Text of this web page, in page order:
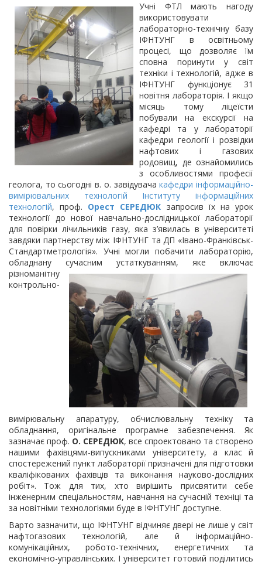
Учні ФТЛ мають нагоду
використовувати
лабораторно-технічну базу
ІФНТУНГ в освітньому
процесі, що дозволяє їм
сповна поринути у світ
техніки і технологій, адже в
ІФНТУНГ функціонує 31
новітня лабораторія. І якщо
місяць тому ліцеїсти
побували на екскурсії на
кафедрі та у лабораторії
кафедри геології і розвідки
нафтових і газових
родовищ, де ознайомились
з особливостями професії
геолога, то сьогодні в. о. завідувачакафедри інформаційно-
вимірювальних технологій
Інституту інформаційних
технологій, проф. Орест СЕРЕДЮК запросив їх на урок
технології до нової навчально-дослідницької лабораторії
для повірки лічильників газу, яка з’явилась в університеті
завдяки партнерству між ІФНТУНГ та ДП «Івано-Франківськ-
Стандартметрологія». Учні могли побачити лабораторію,
обладнану сучасним устаткуванням, яке включає
різноманітну
контрольно-
вимірювальну апаратуру, обчислювальну техніку та
обладнання, оригінальне програмне забезпечення. Як
зазначає проф. О. СЕРЕДЮК, все спроектовано та створено
нашими фахівцями-випускниками університету, а клас й
спостережений пункт лабораторії призначені для підготовки
кваліфікованих фахівців та виконання науково-дослідних
робіт». Тож для тих, хто вирішить присвятити себе
інженерним спеціальностям, навчання на сучасній техніці та
за новітніми технологіями буде в ІФНТУНГ доступне.
Варто зазначити, що ІФНТУНГ відчиняє двері не лише у світ
нафтогазових технологій, але й інформаційно-
комунікаційних, робото-технічних, енергетичних та
економічно-управлінських. І університет готовий поділитись